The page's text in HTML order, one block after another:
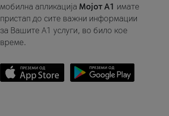
мобилна апликација Мојот A1 имате
пристап до сите важни информации
за Вашите A1 услуги, во било кое
време.